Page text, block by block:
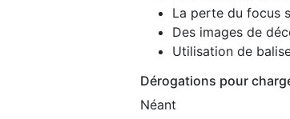
La perte du focus
Des images de
Utilisation de
Dérogations pour
Néant